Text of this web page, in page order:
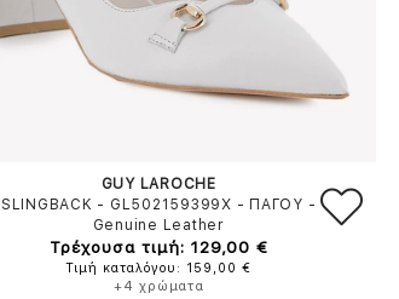
GUY LAROCHE
SLINGBACK - GL502159399X - ΠΑΓΟΥ -
Genuine Leather
Τρέχουσα τιμή: 129,00 €
Τιμή καταλόγου: 159,00 €
+4 χρώματα